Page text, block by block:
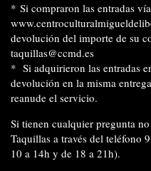
* Si compraron las entradas
devolución del importe de su
taquillas@ccmd.es
* Si adquirieron las entradas
devolución en la misma
reanude el servicio.
Si tienen cualquier pregunta
Taquillas a través del teléfono
10 a 14h y de 18 a 21h).